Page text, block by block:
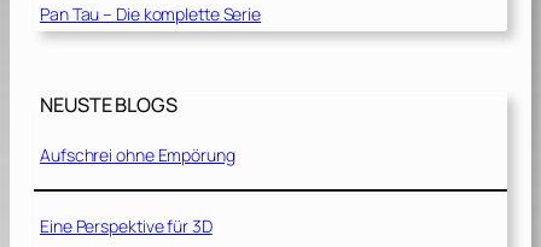
Pan Tau – Die komplette Serie
NEUSTE BLOGS
Aufschrei ohne Empörung
Eine Perspektive für 3D